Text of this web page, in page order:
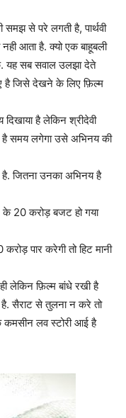
से परे लगती है, पार्थवी
आता है. क्यो एक बाहूबली
यह सब सवाल उलझा देते
है जिसे देखने के लिए फ़िल्म
है लेकिन श्रीदेवी
समय लगेगा उसे अभिनय की
जितना उनका अभिनय है
के 20 करोड़ बजट हो गया
पार करेगी तो हिट मानी
लेकिन फ़िल्म बांधे रखी है
सैराट से तुलना न करे तो
कमसीन लव स्टोरी आई है